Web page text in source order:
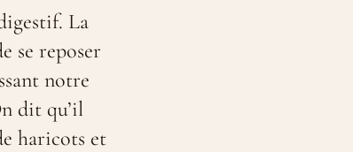
La
se reposer
notre
dit qu’il
haricots et